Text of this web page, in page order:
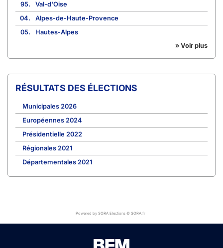
95.
Val-d'Oise
04.
Alpes-de-Haute-Provence
05.
Hautes-Alpes
» Voir plus
RÉSULTATS DES ÉLECTIONS
Municipales 2026
Européennes 2024
Présidentielle 2022
Régionales 2021
Départementales 2021
Powered by SORA Elections © SORA.fr